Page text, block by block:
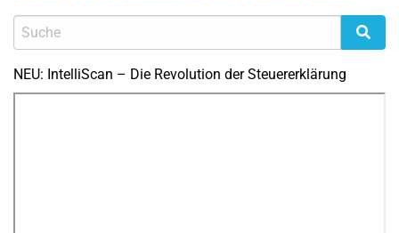
NEU: IntelliScan – Die Revolution der Steuererklärung